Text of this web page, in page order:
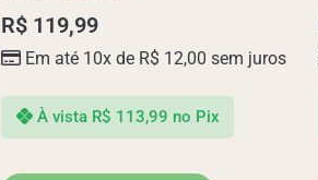
R$ 119,99
Em até 10x de R$ 12,00 sem juros
À vista R$ 113,99 no Pix